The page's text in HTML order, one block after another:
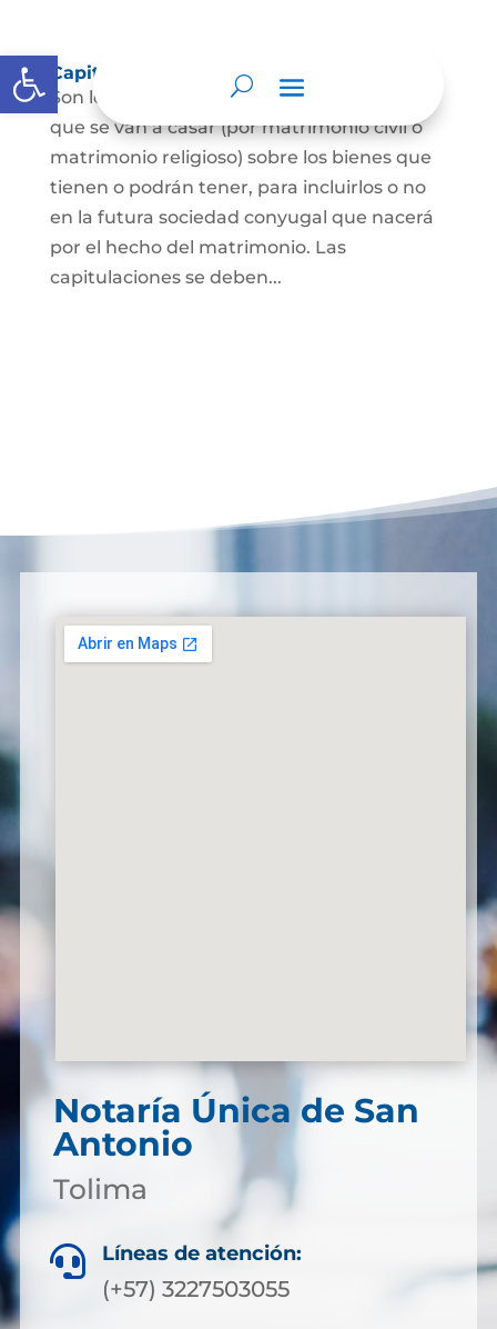
Abrir barra de herramientas
Capitulaciones Matrimoniales
Son los acuerdos que hacen las personas
que se van a casar (por matrimonio civil o
matrimonio religioso) sobre los bienes que
tienen o podrán tener, para incluirlos o no
en la futura sociedad conyugal que nacerá
por el hecho del matrimonio. Las
capitulaciones se deben...
Notaría Única de San
Antonio
Tolima
 Líneas de atención:
(+57) 3227503055